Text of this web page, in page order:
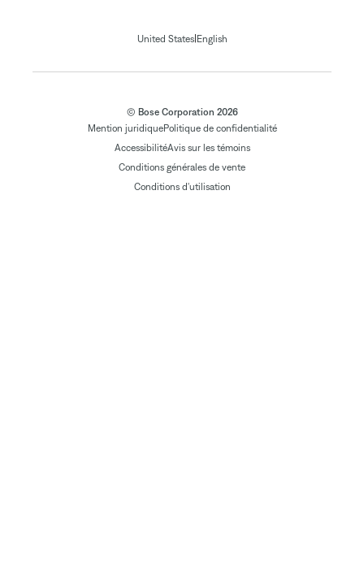
United States| English
© Bose Corporation 2026
Mention juridiquePolitique de confidentialité
AccessibilitéAvis sur les témoins
Conditions générales de vente
Conditions d'utilisation